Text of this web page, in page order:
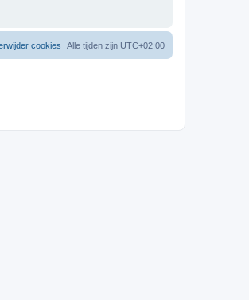
Alle tijden zijn UTC+02:00
cookies